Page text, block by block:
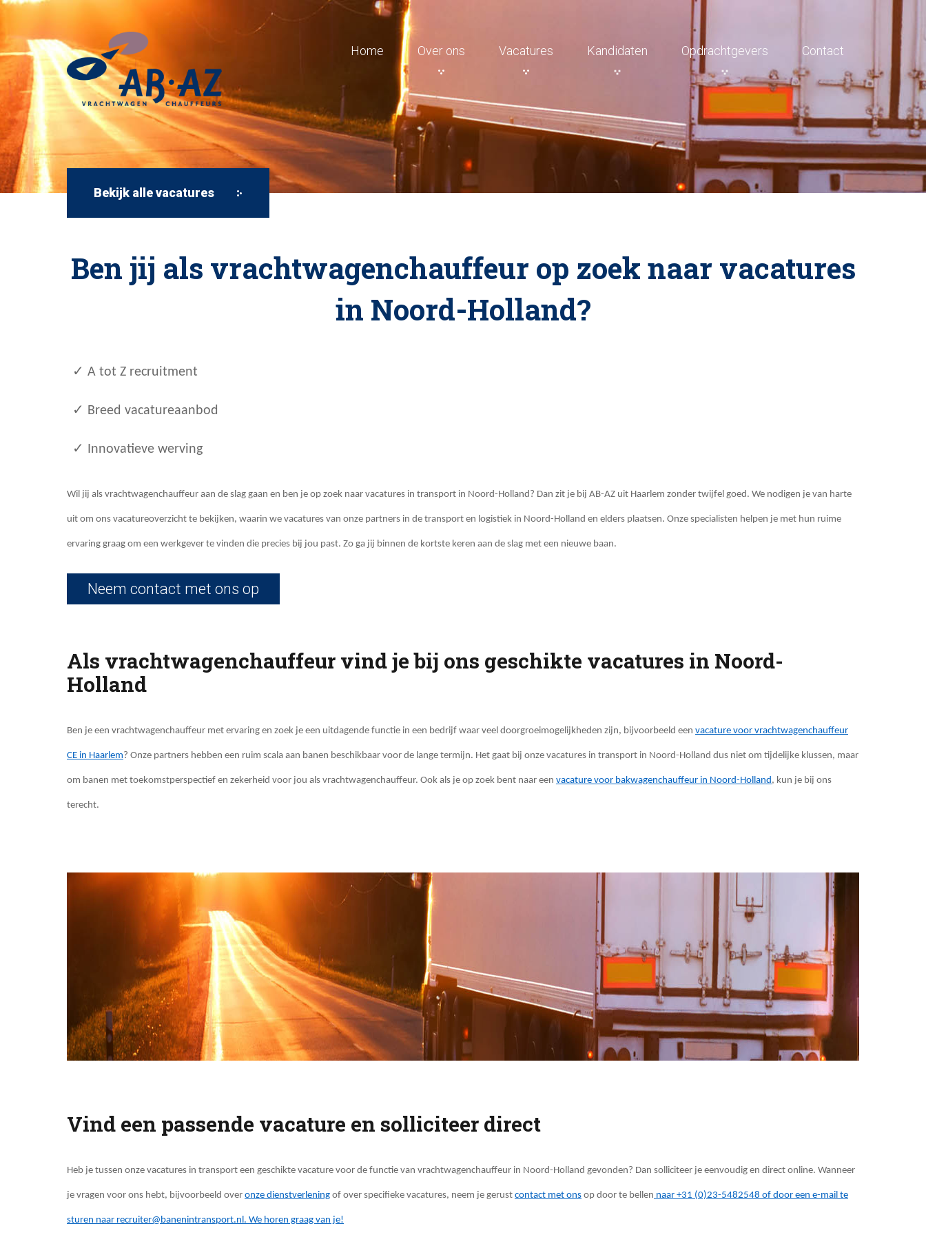
Home Over ons Vacatures Kandidaten Opdrachtgevers Contact
Bekijk alle vacatures
Ben jij als vrachtwagenchauffeur op zoek naar vacatures
in Noord-Holland?
✓ A tot Z recruitment
✓ Breed vacatureaanbod
✓ Innovatieve werving
Wil jij als vrachtwagenchauffeur aan de slag gaan en ben je op zoek naar vacatures in transport in Noord-Holland? Dan zit je bij AB-AZ uit Haarlem zonder twijfel goed. We nodigen je van harte
uit om ons vacatureoverzicht te bekijken, waarin we vacatures van onze partners in de transport en logistiek in Noord-Holland en elders plaatsen. Onze specialisten helpen je met hun ruime
ervaring graag om een werkgever te vinden die precies bij jou past. Zo ga jij binnen de kortste keren aan de slag met een nieuwe baan.
Neem contact met ons op
Als vrachtwagenchauffeur vind je bij ons geschikte vacatures in Noord-
Holland
Ben je een vrachtwagenchauffeur met ervaring en zoek je een uitdagende functie in een bedrijf waar veel doorgroeimogelijkheden zijn, bijvoorbeeld een vacature voor vrachtwagenchauffeur
CE in Haarlem? Onze partners hebben een ruim scala aan banen beschikbaar voor de lange termijn. Het gaat bij onze vacatures in transport in Noord-Holland dus niet om tijdelijke klussen, maar
om banen met toekomstperspectief en zekerheid voor jou als vrachtwagenchauffeur. Ook als je op zoek bent naar een vacature voor bakwagenchauffeur in Noord-Holland, kun je bij ons
terecht.
Vind een passende vacature en solliciteer direct
Heb je tussen onze vacatures in transport een geschikte vacature voor de functie van vrachtwagenchauffeur in Noord-Holland gevonden? Dan solliciteer je eenvoudig en direct online. Wanneer
je vragen voor ons hebt, bijvoorbeeld over onze dienstverlening of over specifieke vacatures, neem je gerust contact met ons op door te bellen naar +31 (0)23-5482548 of door een e-mail te
sturen naar recruiter@banenintransport.nl. We horen graag van je!